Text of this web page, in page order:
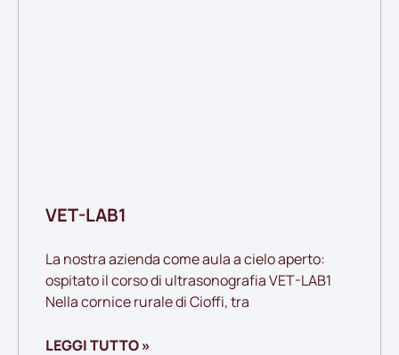
VET-LAB1
La nostra azienda come aula a cielo aperto:
ospitato il corso di ultrasonografia VET-LAB1
Nella cornice rurale di Cioffi, tra
LEGGI TUTTO »